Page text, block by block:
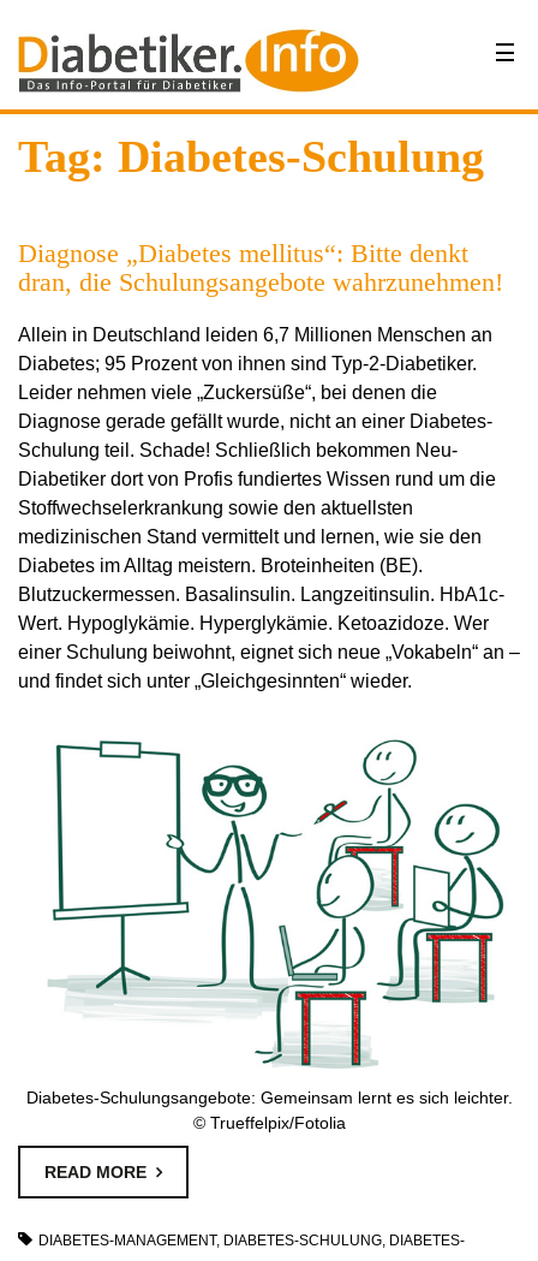
Tag: Diabetes-Schulung
Diagnose „Diabetes mellitus“: Bitte denkt
dran, die Schulungsangebote wahrzunehmen!
Allein in Deutschland leiden 6,7 Millionen Menschen an
Diabetes; 95 Prozent von ihnen sind Typ-2-Diabetiker.
Leider nehmen viele „Zuckersüße“, bei denen die
Diagnose gerade gefällt wurde, nicht an einer Diabetes-
Schulung teil. Schade! Schließlich bekommen Neu-
Diabetiker dort von Profis fundiertes Wissen rund um die
Stoffwechselerkrankung sowie den aktuellsten
medizinischen Stand vermittelt und lernen, wie sie den
Diabetes im Alltag meistern. Broteinheiten (BE).
Blutzuckermessen. Basalinsulin. Langzeitinsulin. HbA1c-
Wert. Hypoglykämie. Hyperglykämie. Ketoazidoze. Wer
einer Schulung beiwohnt, eignet sich neue „Vokabeln“ an –
und findet sich unter „Gleichgesinnten“ wieder.
Diabetes-Schulungsangebote: Gemeinsam lernt es sich leichter.
© Trueffelpix/Fotolia
READ MORE
DIABETES-MANAGEMENT, DIABETES-SCHULUNG, DIABETES-